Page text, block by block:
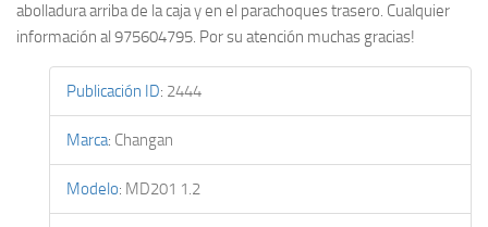
abolladura arriba de la caja y en el parachoques trasero. Cualquier
información al 975604795. Por su atención muchas gracias!
Publicación ID: 2444
Marca: Changan
Modelo: MD201 1.2